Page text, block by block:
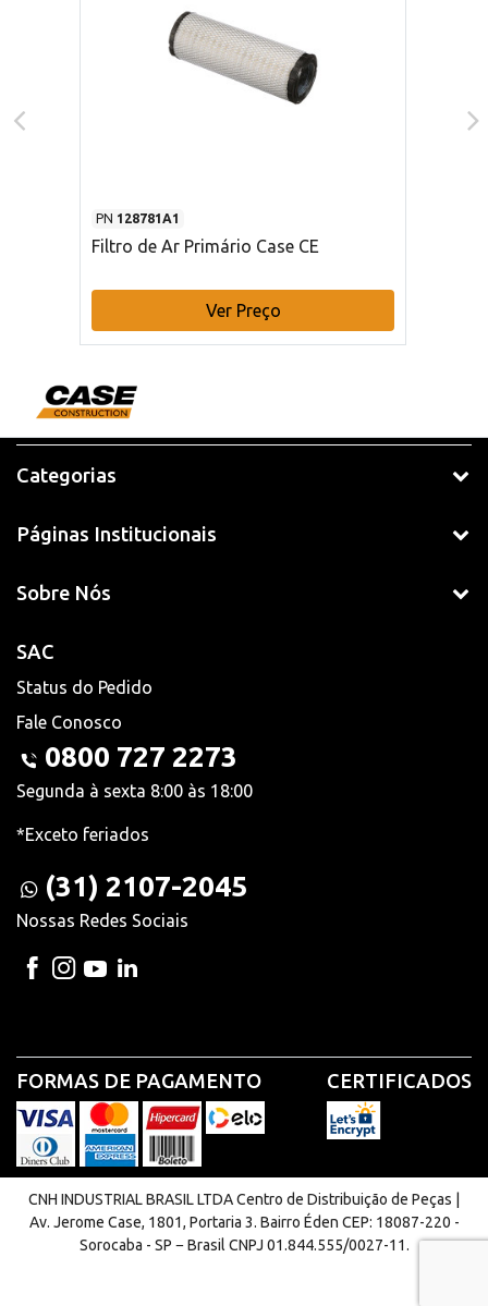
PN 128781A1
Filtro de Ar Primário Case CE
Ver Preço
Categorias
Páginas Institucionais
Sobre Nós
SAC
Status do Pedido
Fale Conosco
0800 727 2273
Segunda à sexta 8:00 às 18:00
*Exceto feriados
(31) 2107-2045
Nossas Redes Sociais
FORMAS DE PAGAMENTO CERTIFICADOS
CNH INDUSTRIAL BRASIL LTDA Centro de Distribuição de Peças |
Av. Jerome Case, 1801, Portaria 3. Bairro Éden CEP: 18087-220 -
Sorocaba - SP − Brasil CNPJ 01.844.555/0027-11.